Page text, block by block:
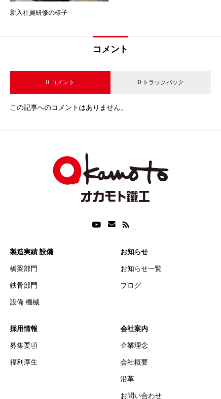
新入社員研修の様子
コメント
0 コメント 0 トラックバック
この記事へのコメントはありません。
製造実績 設備
橋梁部門
鉄骨部門
設備 機械
お知らせ
お知らせ一覧
ブログ
採用情報
募集要項
福利厚生
会社案内
企業理念
会社概要
沿革
お問い合わせ